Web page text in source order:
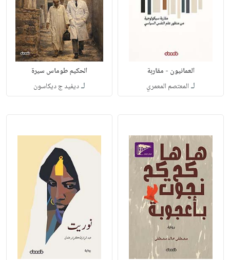
العمانيون - مقاربة
لـ المعتصم المعمري
الحكيم طوماس سيرة
لـديفيد ج ديكاسون